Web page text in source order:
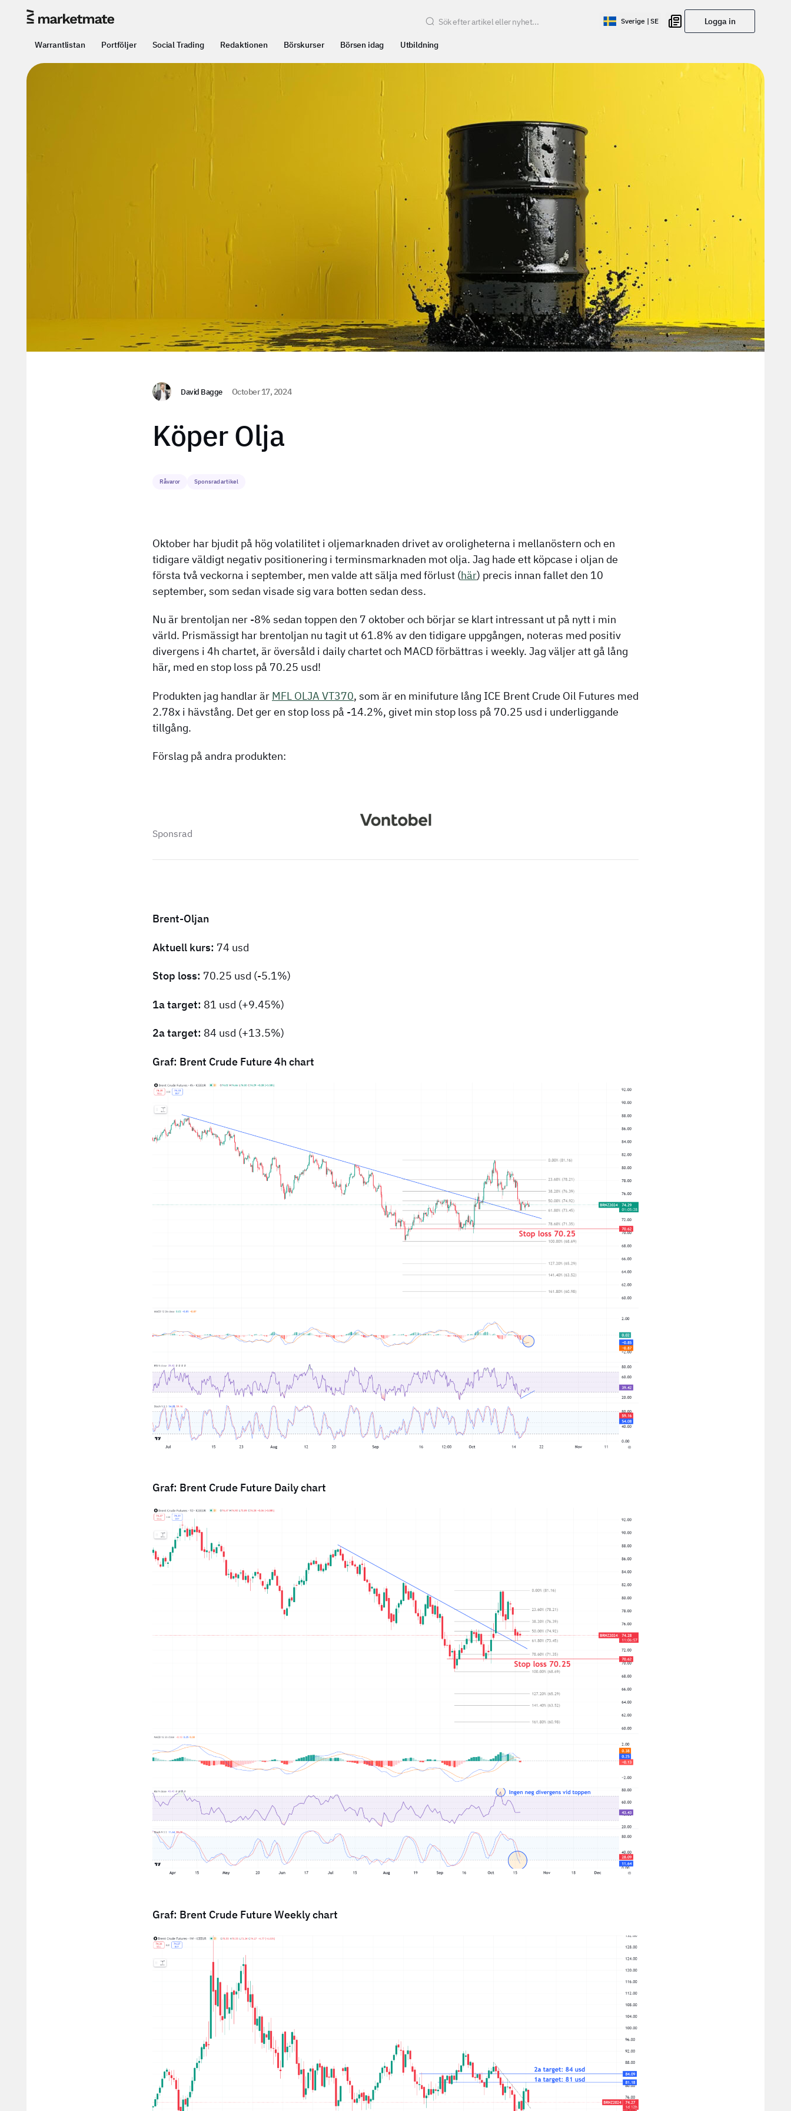
Sverige | SE Logga in
Warrantlistan Portföljer Social Trading Redaktionen Börskurser Börsen idag Utbildning
David Bagge October 17, 2024
Köper Olja
Råvaror Sponsrad artikel
Oktober har bjudit på hög volatilitet i oljemarknaden drivet av oroligheterna i mellanöstern och en
tidigare väldigt negativ positionering i terminsmarknaden mot olja. Jag hade ett köpcase i oljan de
första två veckorna i september, men valde att sälja med förlust (här) precis innan fallet den 10
september, som sedan visade sig vara botten sedan dess.
Nu är brentoljan ner -8% sedan toppen den 7 oktober och börjar se klart intressant ut på nytt i min
värld. Prismässigt har brentoljan nu tagit ut 61.8% av den tidigare uppgången, noteras med positiv
divergens i 4h chartet, är översåld i daily chartet och MACD förbättras i weekly. Jag väljer att gå lång
här, med en stop loss på 70.25 usd!
Produkten jag handlar är MFL OLJA VT370, som är en minifuture lång ICE Brent Crude Oil Futures med
2.78x i hävstång. Det ger en stop loss på -14.2%, givet min stop loss på 70.25 usd i underliggande
tillgång.
Förslag på andra produkten:
Sponsrad
Brent-Oljan
Aktuell kurs: 74 usd
Stop loss: 70.25 usd (-5.1%)
1a target: 81 usd (+9.45%)
2a target: 84 usd (+13.5%)
Graf: Brent Crude Future 4h chart
Graf: Brent Crude Future Daily chart
Graf: Brent Crude Future Weekly chart